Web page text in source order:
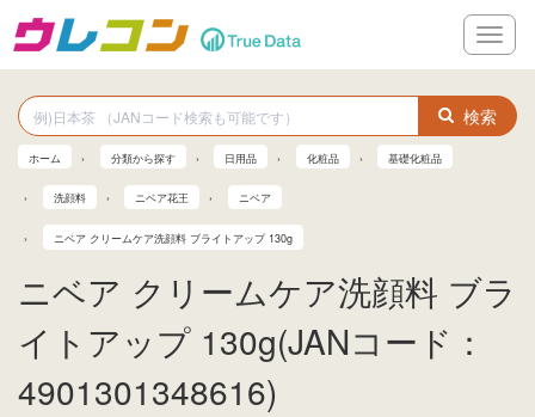
メ
ニ
ー
検索
ホーム 分類から探す 日用品 化粧品 基礎化粧品
洗顔料 ニベア花王 ニベア
ニベア クリームケア洗顔料 ブライトアップ 130g
ニベア クリームケア洗顔料 ブラ
イトアップ 130g(JANコード：
4901301348616)